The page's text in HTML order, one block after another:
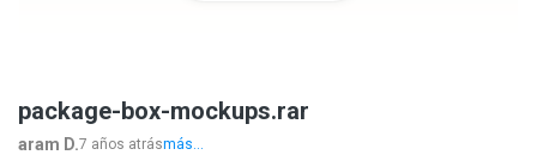
package-box-mockups.rar
aram D.7 años atrásmás...